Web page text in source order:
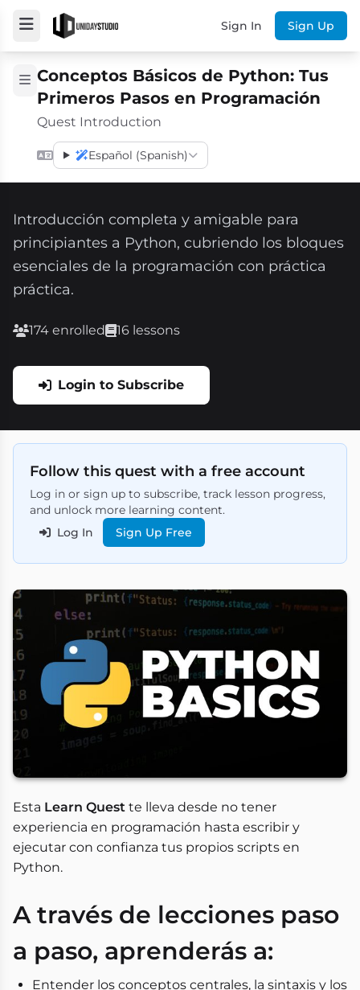
Sign In Sign Up
Conceptos Básicos de Python: Tus
Primeros Pasos en Programación
Quest Introduction
Español (Spanish)
Introducción completa y amigable para
principiantes a Python, cubriendo los bloques
esenciales de la programación con práctica
práctica.
174 enrolled 16 lessons
Login to Subscribe
Follow this quest with a free account
Log in or sign up to subscribe, track lesson progress,
and unlock more learning content.
Log In
Sign Up Free
Esta Learn Quest te lleva desde no tener
experiencia en programación hasta escribir y
ejecutar con confianza tus propios scripts en
Python.
A través de lecciones paso
a paso, aprenderás a:
Entender los conceptos centrales, la sintaxis y los